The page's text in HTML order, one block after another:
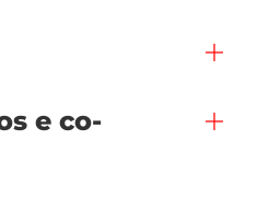
e co-